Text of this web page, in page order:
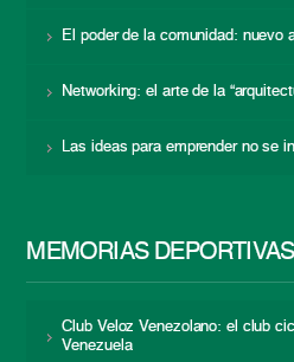
El poder de la comunidad: nuevo
Networking: el arte de la
Las ideas para emprender no se
MEMORIAS DEPORTIVAS
Club Veloz Venezolano: el club
Venezuela